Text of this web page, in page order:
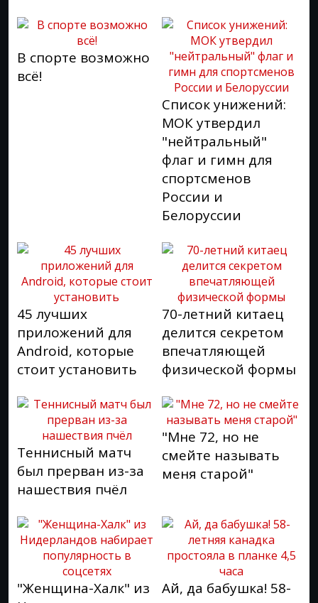
В спорте возможно
всё!
Список унижений:
МОК утвердил
"нейтральный"
флаг и гимн для
спортсменов
России и
Белоруссии
45 лучших
приложений для
Android, которые
стоит установить
70-летний китаец
делится секретом
впечатляющей
физической формы
Теннисный матч
был прерван из-за
нашествия пчёл
"Мне 72, но не
смейте называть
меня старой"
"Женщина-Халк" из
Ай, да бабушка! 58-